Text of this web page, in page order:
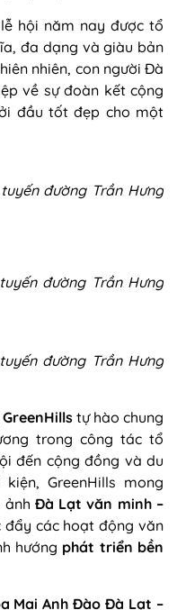
hội năm nay được tổ
đa dạng và giàu bản
nhiên, con người Đà
về sự đoàn kết cộng
đầu tốt đẹp cho một
đường Trần Hưng
đường Trần Hưng
đường Trần Hưng
GreenHills tự hào chung
trong công tác tổ
đến cộng đồng và du
GreenHills mong
ảnh Đà Lạt văn minh –
đẩy các hoạt động văn
hướng phát triển bền
Mai Anh Đào Đà Lạt –